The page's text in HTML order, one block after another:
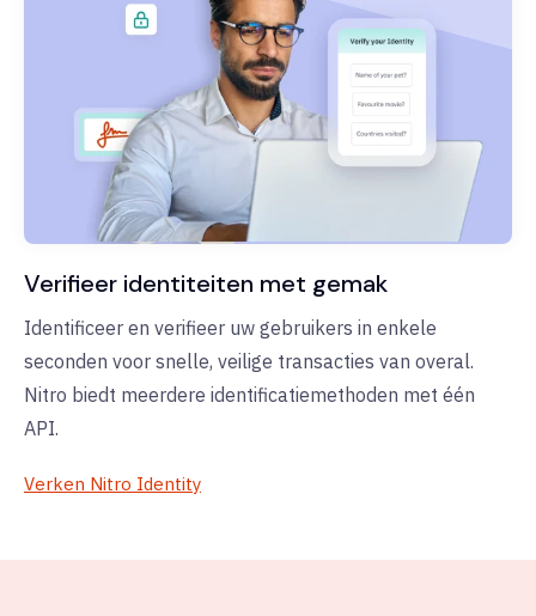
Verifieer identiteiten met gemak
Identificeer en verifieer uw gebruikers in enkele
seconden voor snelle, veilige transacties van overal.
Nitro biedt meerdere identificatiemethoden met één
API.
Verken Nitro Identity